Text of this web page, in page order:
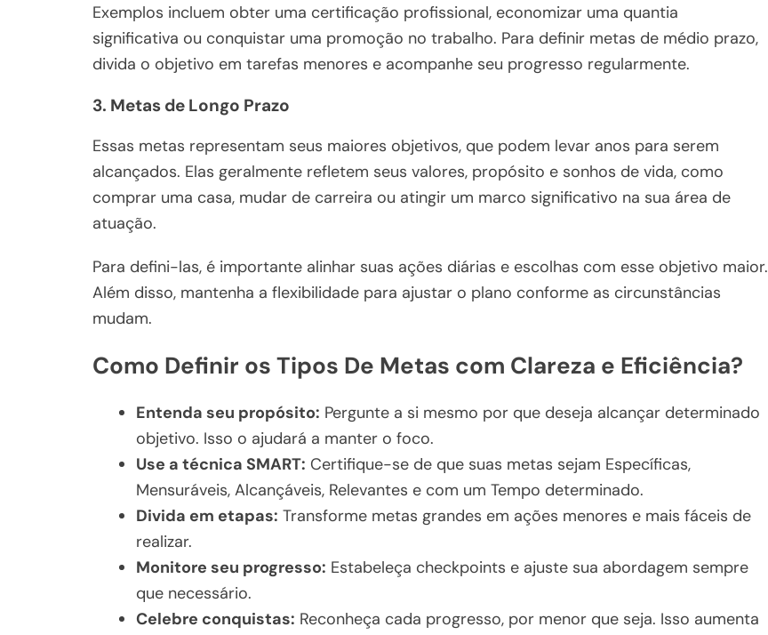
Exemplos incluem obter uma certificação profissional, economizar uma quantia
significativa ou conquistar uma promoção no trabalho. Para definir metas de médio prazo,
divida o objetivo em tarefas menores e acompanhe seu progresso regularmente.
3. Metas de Longo Prazo
Essas metas representam seus maiores objetivos, que podem levar anos para serem
alcançados. Elas geralmente refletem seus valores, propósito e sonhos de vida, como
comprar uma casa, mudar de carreira ou atingir um marco significativo na sua área de
atuação.
Para defini-las, é importante alinhar suas ações diárias e escolhas com esse objetivo maior.
Além disso, mantenha a flexibilidade para ajustar o plano conforme as circunstâncias
mudam.
Como Definir os Tipos De Metas com Clareza e Eficiência?
Entenda seu propósito: Pergunte a si mesmo por que deseja alcançar determinado
objetivo. Isso o ajudará a manter o foco.
Use a técnica SMART: Certifique-se de que suas metas sejam Específicas,
Mensuráveis, Alcançáveis, Relevantes e com um Tempo determinado.
Divida em etapas: Transforme metas grandes em ações menores e mais fáceis de
realizar.
Monitore seu progresso: Estabeleça checkpoints e ajuste sua abordagem sempre
que necessário.
Celebre conquistas: Reconheça cada progresso, por menor que seja. Isso aumenta